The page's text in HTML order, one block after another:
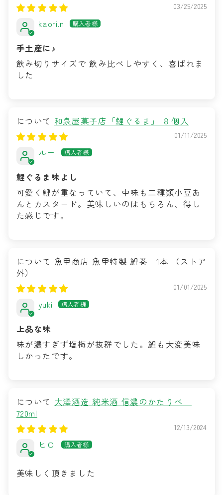
03/25/2025
kaori.n
手土産に♪
飲み切りサイズで 飲み比べしやすく、喜ばれま
した
和泉屋菓子店「鯉ぐるま」 ８個入
01/11/2025
ルー
鯉ぐるま味よし
可愛く鯉が重なっていて、中味も二種類小豆あ
んとカスタード。美味しいのはもちろん、得し
た感じです。
魚甲商店 魚甲特製 鯉巻 1本
01/01/2025
yuki
上品な味
味が濃すぎず塩梅が抜群でした。鯉も大変美味
しかったです。
大澤酒造 純米酒 信濃のかたりべ
720ml
12/13/2024
ヒロ
美味しく頂きました